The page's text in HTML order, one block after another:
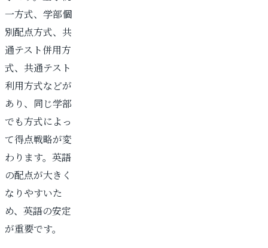
一方式、学部個
別配点方式、共
通テスト併用方
式、共通テスト
利用方式などが
あり、同じ学部
でも方式によっ
て得点戦略が変
わります。英語
の配点が大きく
なりやすいた
め、英語の安定
が重要です。